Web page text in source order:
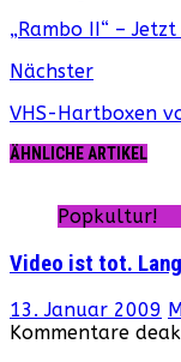
„Rambo II“ –
Nächster
VHS-Hartboxen
ÄHNLICHE ARTIKEL
Popkultur!
Video ist tot.
13. Januar 2009
Kommentare